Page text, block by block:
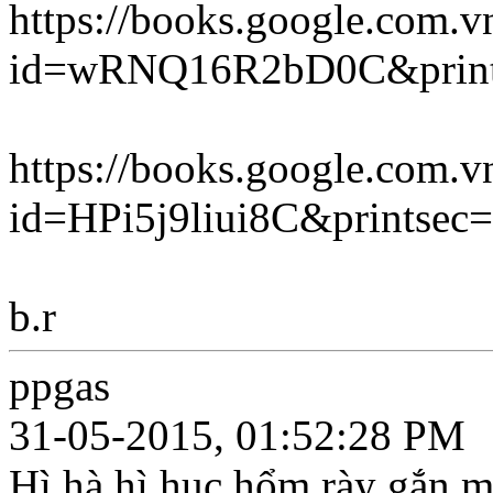
https://
https://
b.r
ppgas
31-05-2015, 01:52:28 PM